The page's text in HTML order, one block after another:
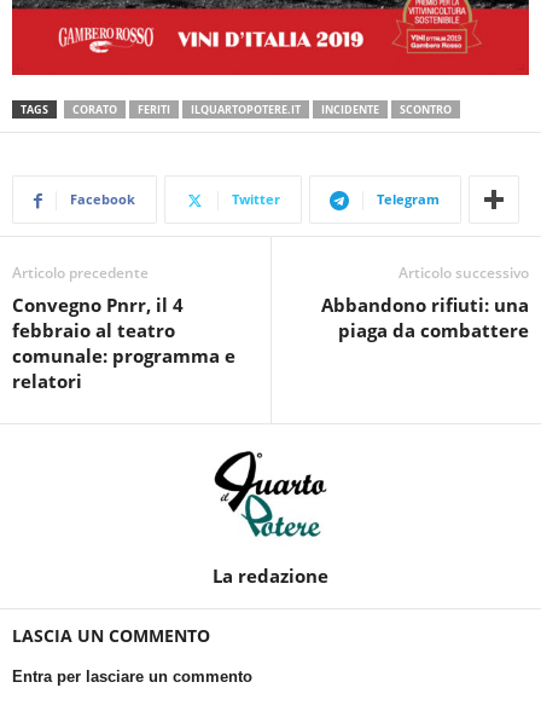
TAGS CORATO FERITI ILQUARTOPOTERE.IT INCIDENTE SCONTRO
Facebook Twitter Telegram
Articolo precedente
Convegno Pnrr, il 4
febbraio al teatro
comunale: programma e
relatori
Articolo successivo
Abbandono rifiuti: una
piaga da combattere
La redazione
LASCIA UN COMMENTO
Entra per lasciare un commento